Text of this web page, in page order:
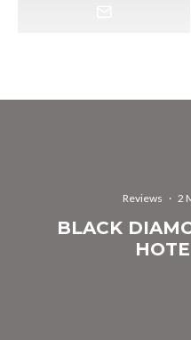
Reviews · 2
BLACK